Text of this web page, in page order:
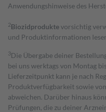
Anwendungshinweise des
2Biozidproduktevorsichtig
und Produktinformationen
3Die Übergabe deiner
bei uns werktags von Montag
Lieferzeitpunkt kann je nach
Produktverfügbarkeit sowie
abweichen. Darüber hinaus
Prüfungen, die zu deiner